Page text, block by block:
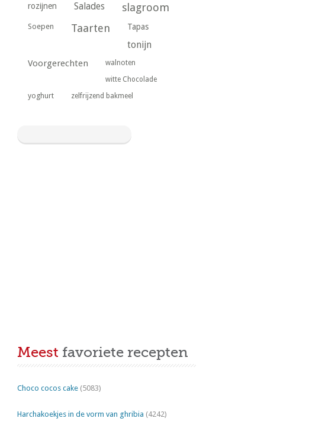
rozijnen Salades slagroom
Soepen Taarten Tapas
tonijn
Voorgerechten
walnoten
witte Chocolade
yoghurt zelfrijzend bakmeel
Meest favoriete recepten
Choco cocos cake (5083)
Harchakoekjes in de vorm van ghribia (4242)